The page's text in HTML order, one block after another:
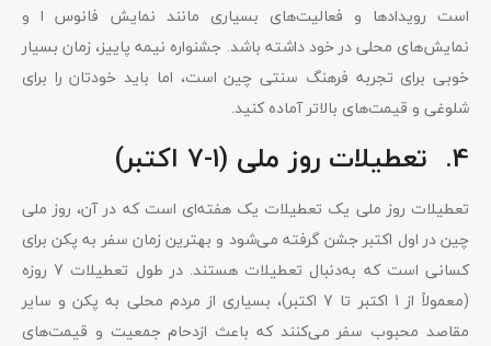
است رویدادها و فعالیت‌های بسیاری مانند نمایش فانوس ‌ا و
نمایش‌های محلی در خود داشته باشد. جشنواره نیمه‌ پاییز، زمان بسیار
خوبی برای تجربه فرهنگ سنتی چین است، اما باید خودتان را برای
شلوغی و قیمت‌های بالاتر آماده کنید.
4. تعطیلات روز ملی (1-7 اکتبر)
تعطیلات روز ملی یک تعطیلات یک هفته‌ای است که در آن، روز ملی
چین در اول اکتبر جشن گرفته می‌شود و بهترین زمان سفر به پکن برای
کسانی است که به‌دنبال تعطیلات هستند. در طول تعطیلات 7 روزه
(معمولاً از 1 اکتبر تا 7 اکتبر)، بسیاری از مردم محلی به پکن و سایر
مقاصد محبوب سفر می‌کنند که باعث ازدحام جمعیت و قیمت‌های